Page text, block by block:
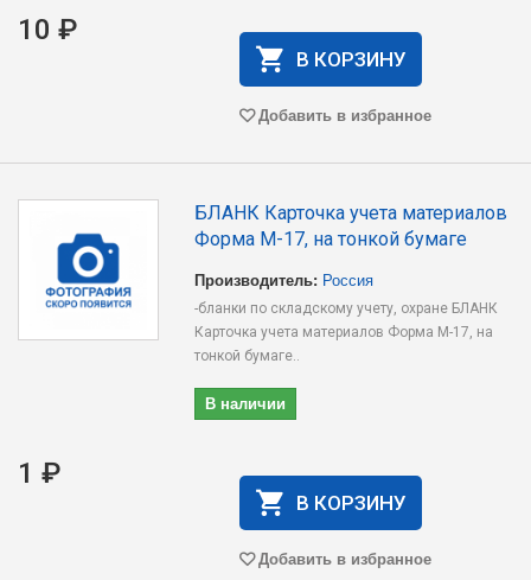
10 ₽
В КОРЗИНУ
Добавить в избранное
БЛАНК Карточка учета материалов
Форма М-17, на тонкой бумаге
Производитель: Россия
-бланки по складскому учету, охране БЛАНК
Карточка учета материалов Форма М-17, на
тонкой бумаге..
В наличии
1 ₽
В КОРЗИНУ
Добавить в избранное